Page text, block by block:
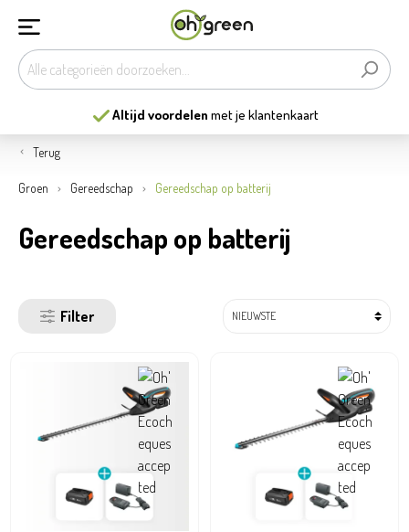
13mooiste tuincentra
Terug
Groen Gereedschap Gereedschap op batterij
Gereedschap op batterij
Filter